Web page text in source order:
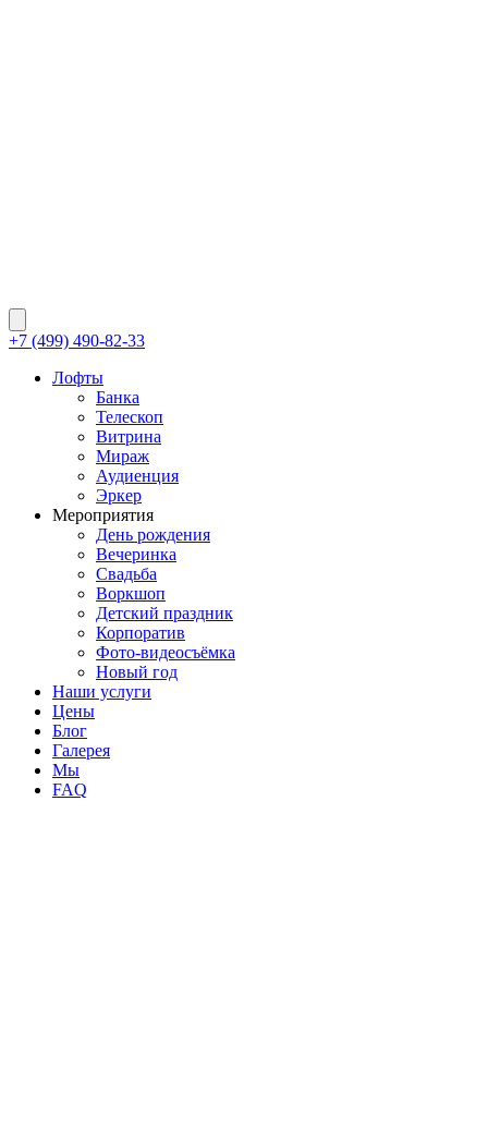
+7 (499) 490-82-33
Лофты
Банка
Телескоп
Витрина
Мираж
Аудиенция
Эркер
Мероприятия
День рождения
Вечеринка
Свадьба
Воркшоп
Детский праздник
Корпоратив
Фото-видеосъёмка
Новый год
Наши услуги
Цены
Блог
Галерея
Мы
FAQ